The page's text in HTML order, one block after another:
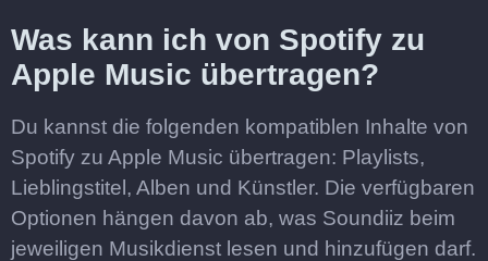
Was kann ich von Spotify zu
Apple Music übertragen?
Du kannst die folgenden kompatiblen Inhalte von
Spotify zu Apple Music übertragen: Playlists,
Lieblingstitel, Alben und Künstler. Die verfügbaren
Optionen hängen davon ab, was Soundiiz beim
jeweiligen Musikdienst lesen und hinzufügen darf.